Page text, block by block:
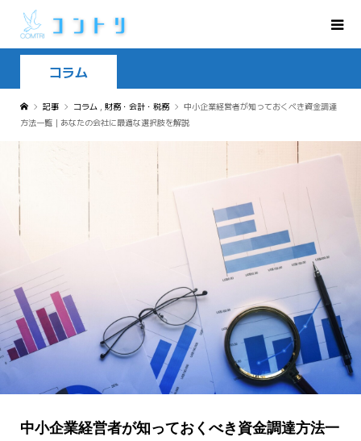
コラム
記事 コラム , 財務・会計・税務
中小企業経営者が知っておくべき資金調達
方法一覧｜あなたの会社に最適な選択肢を解説
中小企業経営者が知っておくべき資金調達方法一